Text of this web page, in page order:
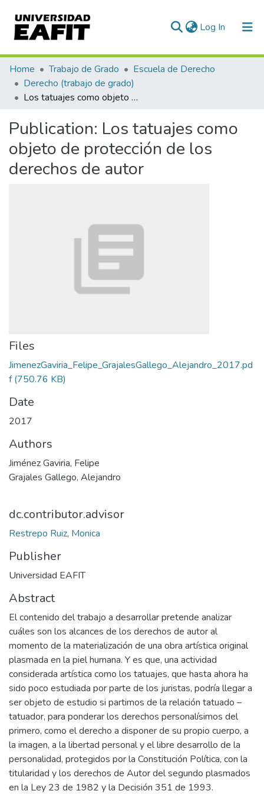
Log In (current)
Communities & Collections
All of DSpace
Home Trabajo de Grado
Escuela de Derecho
Derecho (trabajo de grado)
Los tatuajes como objeto de protección de los derechos de autor
Publication: Los tatuajes como
objeto de protección de los
derechos de autor
Files
JimenezGaviria_Felipe_GrajalesGallego_Alejandro_2017.pd
f(750.76 KB)
Date
2017
Authors
Jiménez Gaviria, Felipe
Grajales Gallego, Alejandro
dc.contributor.advisor
Restrepo Ruiz, Monica
Publisher
Universidad EAFIT
Abstract
El contenido del trabajo a desarrollar pretende analizar
cuáles son los alcances de los derechos de autor al
momento de la materialización de una obra artística original
plasmada en la piel humana. Y es que, una actividad
considerada artística como los tatuajes, que hasta ahora ha
sido poco estudiada por parte de los juristas, podría llegar a
ser objeto de estudio si partimos de la relación tatuado –
tatuador, para ponderar los derechos personalísimos del
primero, como el derecho a disponer de su propio cuerpo, a
la imagen, a la libertad personal y el libre desarrollo de la
personalidad, protegidos por la Constitución Política, con la
titularidad y los derechos de Autor del segundo plasmados
en la Ley 23 de 1982 y la Decisión 351 de 1993.